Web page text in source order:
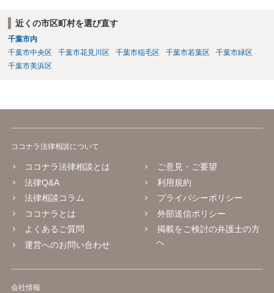
近くの市区町村を選び直す
千葉市内
千葉市中央区
千葉市花見川区 千葉市稲毛区 千葉市若葉区
千葉市緑区
千葉市美浜区
ココナラ法律相談について
ココナラ法律相談とは
法律Q&A
法律相談コラム
ココナラとは
よくあるご質問
運営へのお問い合わせ
ご意見・ご要望
利用規約
プライバシーポリシー
外部送信ポリシー
掲載をご検討の弁護士の方
へ
会社情報